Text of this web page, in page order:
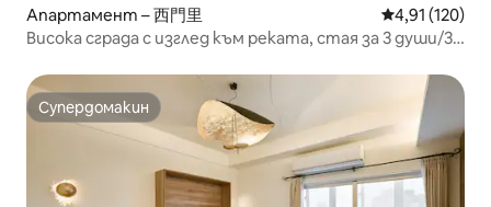
Апартамент – 西門里 Средна
4,91 (120)
Висока сграда с изглед към реката, стая за 3 души/3
Супердомакин
Супердомакин